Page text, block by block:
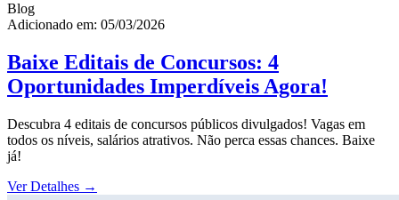
Blog
Adicionado em: 05/03/2026
Baixe Editais de Concursos: 4
Oportunidades Imperdíveis Agora!
Descubra 4 editais de concursos públicos divulgados! Vagas em
todos os níveis, salários atrativos. Não perca essas chances. Baixe
já!
Ver Detalhes →